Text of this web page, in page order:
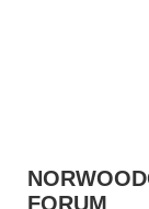
FORUM